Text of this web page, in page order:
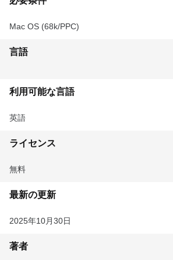
Mac OS (68k/PPC)
言語
利用可能な言語
英語
ライセンス
無料
最新の更新
2025年10月30日
著者